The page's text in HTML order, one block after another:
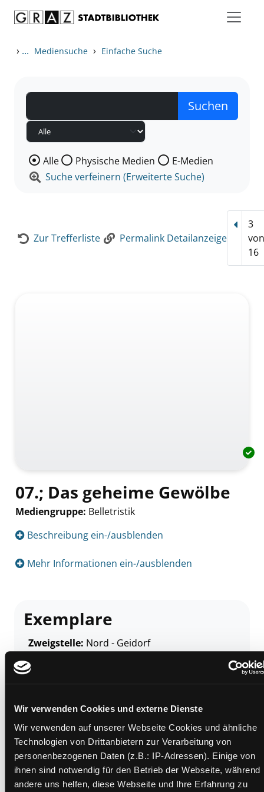
Wir verwenden Cookies und externe Dienste
Wir verwenden auf unserer Webseite Cookies und ähnliche
Technologien von Drittanbietern zur Verarbeitung von
personenbezogenen Daten (z.B.: IP-Adressen). Einige von
ihnen sind notwendig für den Betrieb der Webseite, während
andere uns helfen, diese Webseite und Ihre Erfahrung zu
› ... Mediensuche › Einfache Suche
Wählen Sie die Medienart nach der Sie suchen wollen.
Alle Physische Medien
E-Medien
Suche verfeinern (Erweiterte Suche)
Zur Trefferliste Permalink Detailanzeige
3
16
07.; Das geheime Gewölbe
Mediengruppe: Belletristik
Beschreibung ein-/ausblenden
Mehr Informationen ein-/ausblenden
Exemplare
Zweigstelle: Nord - Geidorf
Signatur:
Standort 2:
Vorbestellungen:0
Mediengruppe: Belletristik
Frist:
Barcode: 2108SB05625
Standort 3: